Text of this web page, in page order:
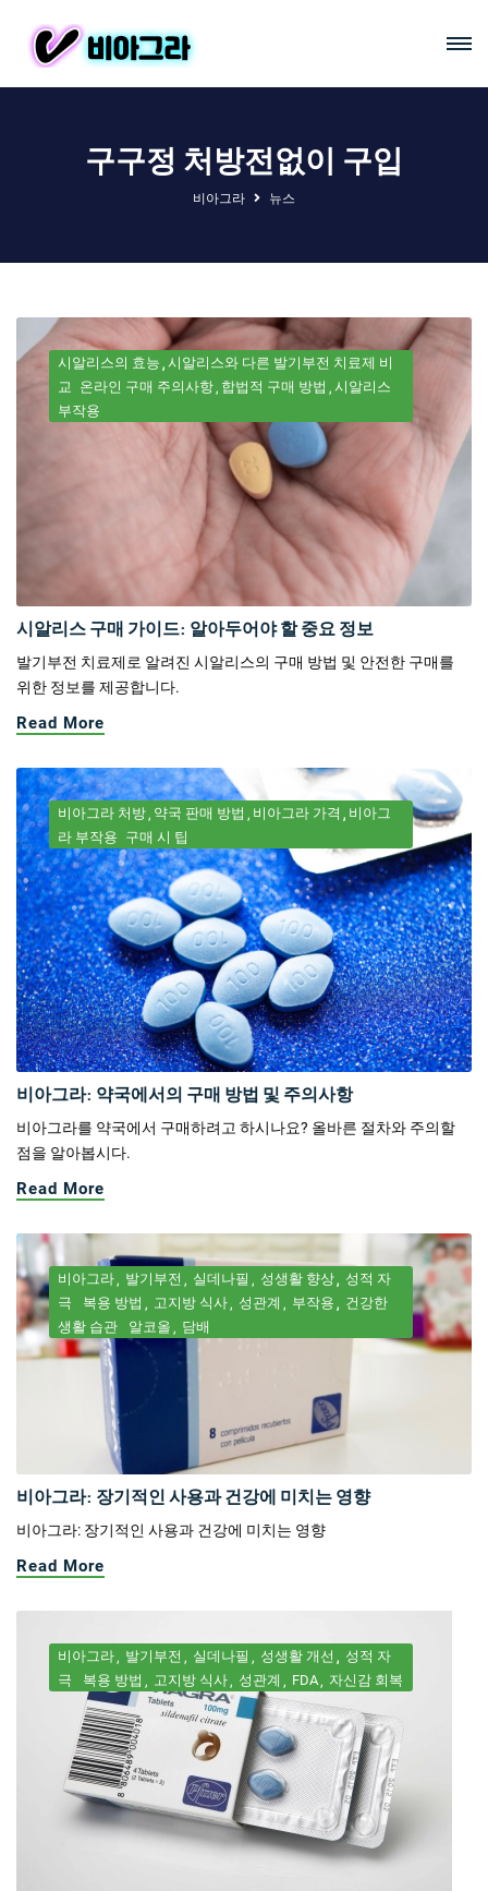
구구정 처방전없이 구입
비아그라 뉴스
시알리스의 효능 시알리스와 다른 발기부전 치료제 비
교 온라인 구매 주의사항 합법적 구매 방법 시알리스
부작용
시알리스 구매 가이드: 알아두어야 할 중요 정보
발기부전 치료제로 알려진 시알리스의 구매 방법 및 안전한 구매를
위한 정보를 제공합니다.
Read More
비아그라 처방 약국 판매 방법 비아그라 가격
비아그
라 부작용 구매 시 팁
비아그라: 약국에서의 구매 방법 및 주의사항
비아그라를 약국에서 구매하려고 하시나요? 올바른 절차와 주의할
점을 알아봅시다.
Read More
비아그라 발기부전 실데나필 성생활 향상
성적 자
극
복용 방법 고지방 식사 성관계 부작용
건강한
생활 습관
알코올 담배
비아그라: 장기적인 사용과 건강에 미치는 영향
비아그라: 장기적인 사용과 건강에 미치는 영향
Read More
비아그라 발기부전 실데나필 성생활 개선
성적 자
극
복용 방법 고지방 식사 성관계 FDA 자신감 회복